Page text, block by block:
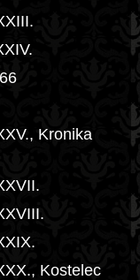
Kronika
Kostelec